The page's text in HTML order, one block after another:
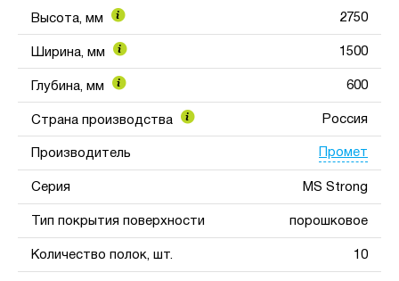
Высота, мм 2750
Ширина, мм 1500
Глубина, мм 600
Страна производства Россия
Производитель Промет
Серия MS Strong
Тип покрытия поверхности порошковое
Количество полок, шт. 10